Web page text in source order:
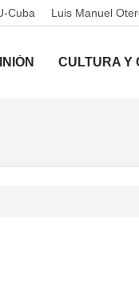
Cuba Luis Manuel
CULTURA Y